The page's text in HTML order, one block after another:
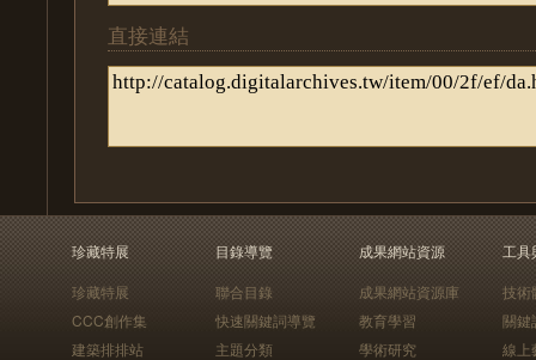
直接連結
珍藏特展
珍藏特展
CCC創作集
建築排排站
目錄導覽
聯合目錄
快速關鍵詞導覽
主題分類
成果網站資源
成果網站資源庫
教育學習
學術研究
工具
技術
關鍵
線上